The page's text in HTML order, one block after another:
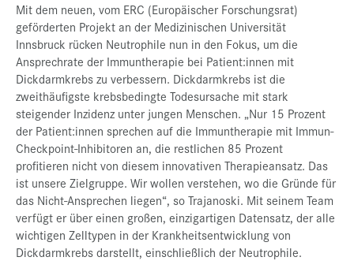
Mit dem neuen, vom ERC (Europäischer Forschungsrat)
geförderten Projekt an der Medizinischen Universität
Innsbruck rücken Neutrophile nun in den Fokus, um die
Ansprechrate der Immuntherapie bei Patient:innen mit
Dickdarmkrebs zu verbessern. Dickdarmkrebs ist die
zweithäufigste krebsbedingte Todesursache mit stark
steigender Inzidenz unter jungen Menschen. „Nur 15 Prozent
der Patient:innen sprechen auf die Immuntherapie mit Immun-
Checkpoint-Inhibitoren an, die restlichen 85 Prozent
profitieren nicht von diesem innovativen Therapieansatz. Das
ist unsere Zielgruppe. Wir wollen verstehen, wo die Gründe für
das Nicht-Ansprechen liegen“, so Trajanoski. Mit seinem Team
verfügt er über einen großen, einzigartigen Datensatz, der alle
wichtigen Zelltypen in der Krankheitsentwicklung von
Dickdarmkrebs darstellt, einschließlich der Neutrophile.